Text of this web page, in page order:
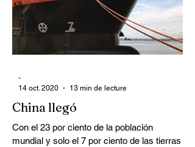
China llegó
Con el 23 por ciento de la población
mundial y solo el 7 por ciento de las tierras
-
14 oct. 2020
13 min de lecture